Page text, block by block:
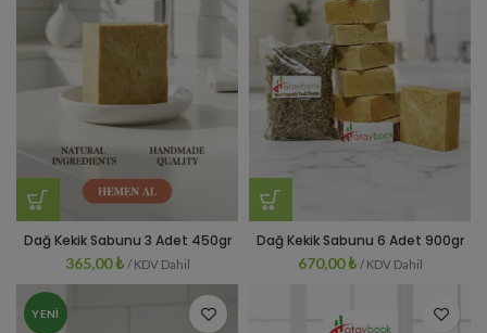
Dağ Kekik Sabunu 3 Adet 450gr
365,00₺ / KDV Dahil
Dağ Kekik Sabunu 6 Adet 900gr
670,00₺ / KDV Dahil
YENI